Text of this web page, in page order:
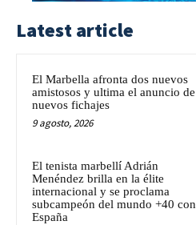
Latest article
El Marbella afronta dos nuevos
amistosos y ultima el anuncio de
nuevos fichajes
9 agosto, 2026
El tenista marbellí Adrián
Menéndez brilla en la élite
internacional y se proclama
subcampeón del mundo +40 con
España